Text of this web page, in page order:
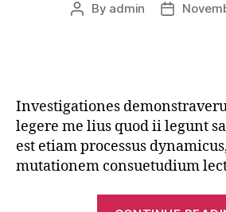
Post
By admin
Post
Investigationes
legere me lius quod ii legunt
est etiam processus
mutationem consuetudium